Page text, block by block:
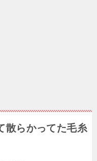
散らかってた毛糸